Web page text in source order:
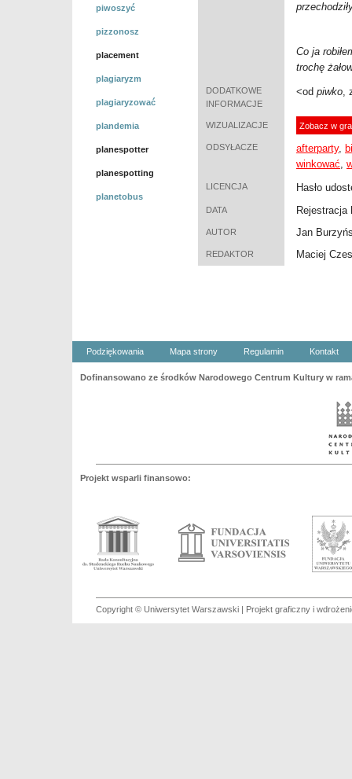
piwoszyć
pizzonosz
placement
plagiaryzm
plagiaryzować
plandemia
planespotter
planespotting
planetobus
Co ja
trochę
DODATKOWE
INFORMACJE
<od piwko,
WIZUALIZACJE Zobacz w
ODSYŁACZE afterparty,
winkować,
LICENCJA Hasło
DATA Rejestracja
AUTOR Jan
REDAKTOR Maciej
Podziękowania Mapa strony Regulamin Kontakt
Dofinansowano ze środków Narodowego Centrum Kultury w
Projekt wsparli finansowo:
Copyright © Uniwersytet Warszawski | Projekt graficzny i